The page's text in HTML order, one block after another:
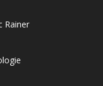
Rainer